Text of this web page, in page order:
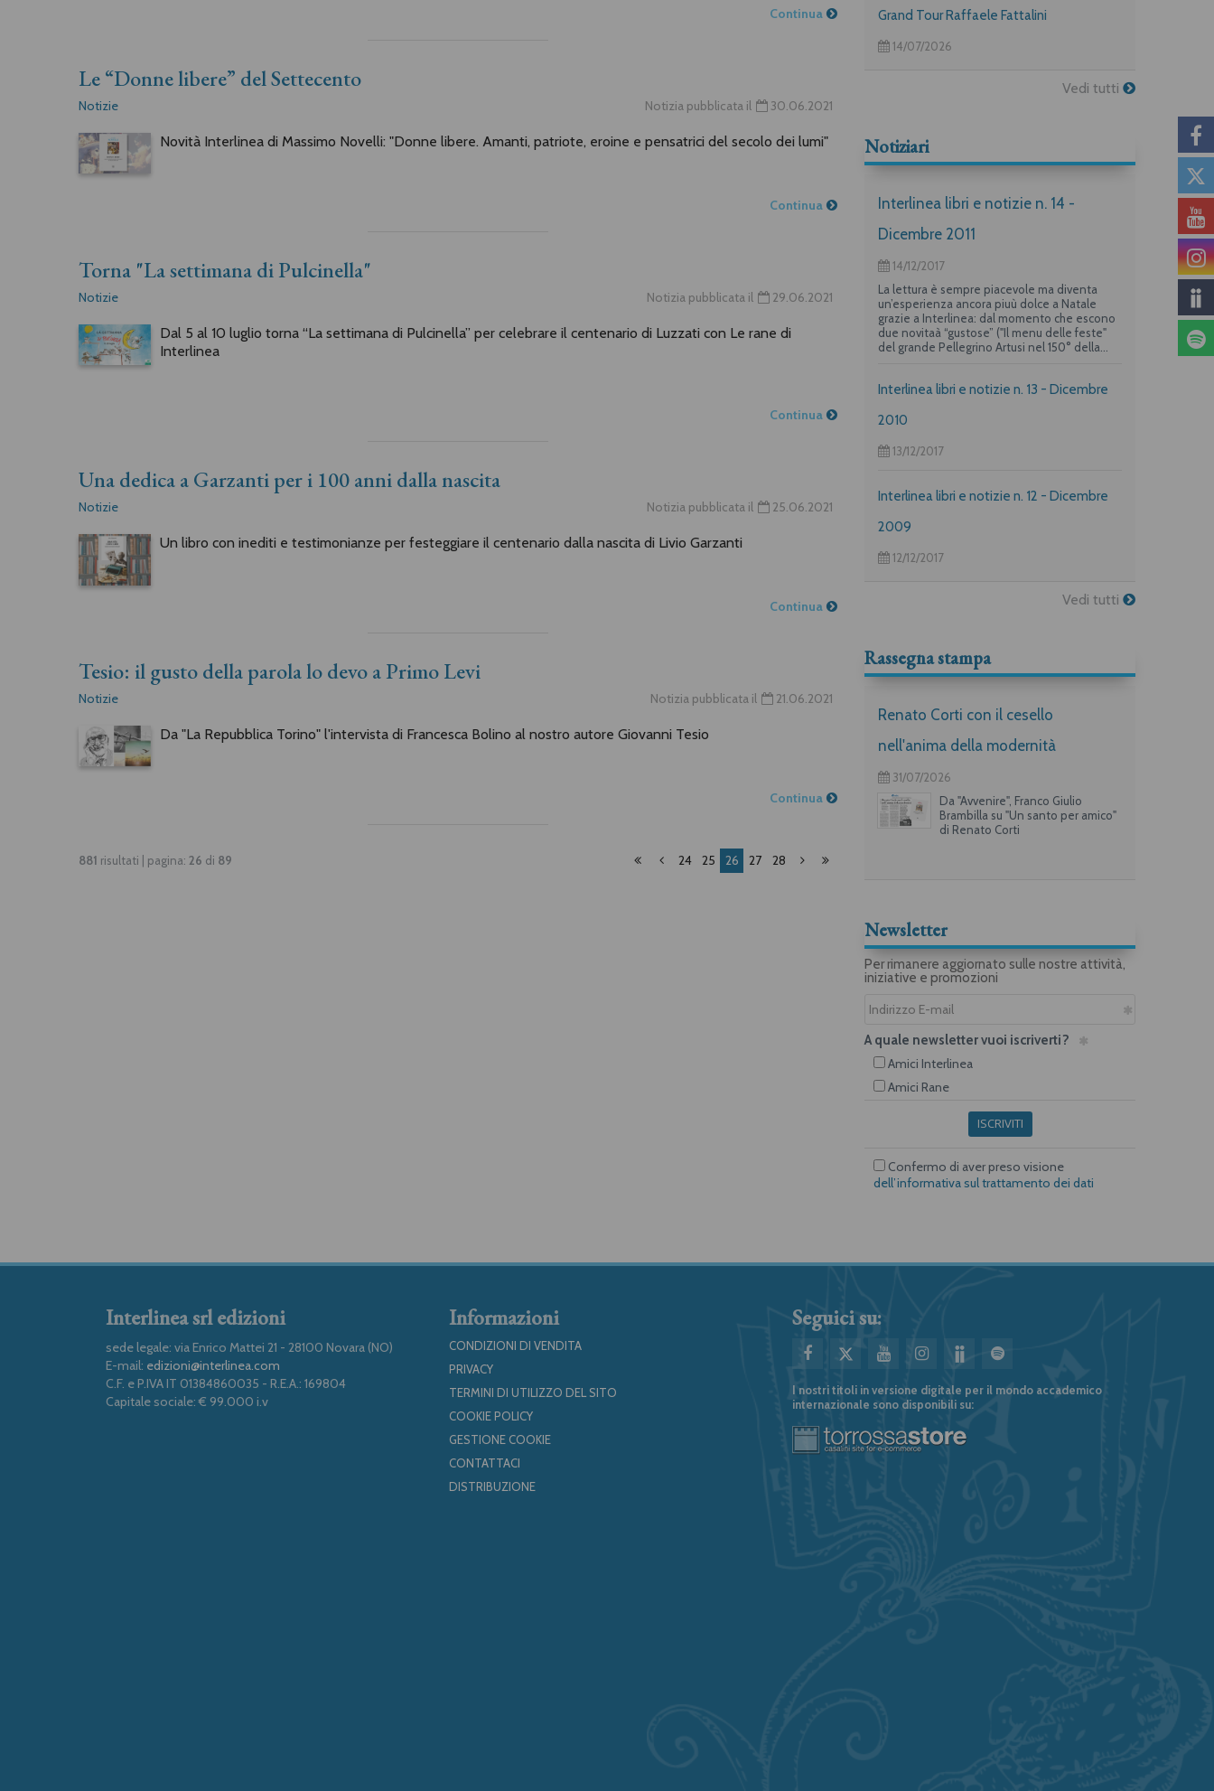
Continua
Le “Donne libere” del Settecento
Notizie Notizia pubblicata il 30.06.2021
Novità Interlinea di Massimo Novelli: "Donne libere. Amanti, patriote, eroine e pensatrici del secolo dei lumi"
Continua
Torna "La settimana di Pulcinella"
Notizie Notizia pubblicata il 29.06.2021
Dal 5 al 10 luglio torna “La settimana di Pulcinella” per celebrare il centenario di Luzzati con Le rane di
Interlinea
Continua
Una dedica a Garzanti per i 100 anni dalla nascita
Notizie Notizia pubblicata il 25.06.2021
Un libro con inediti e testimonianze per festeggiare il centenario dalla nascita di Livio Garzanti
Continua
Tesio: il gusto della parola lo devo a Primo Levi
Notizie Notizia pubblicata il 21.06.2021
Da "La Repubblica Torino" l'intervista di Francesca Bolino al nostro autore Giovanni Tesio
Continua
881 risultati | pagina: 26 di 89 24 25 26 27 28
Grand Tour Raffaele Fattalini
14/07/2026
Vedi tutti
Notiziari
Interlinea libri e notizie n. 14 -
Dicembre 2011
14/12/2017
La lettura è sempre piacevole ma diventa
un’esperienza ancora piuù dolce a Natale
grazie a Interlinea: dal momento che escono
due novitaà “gustose” ("Il menu delle feste"
del grande Pellegrino Artusi nel 150° della
per l’infanzia, Guido Quarzo e Anna Vivarelli)
per i suoi lettori piuù golosi.
Interlinea libri e notizie n. 13 - Dicembre
2010
13/12/2017
Interlinea libri e notizie n. 12 - Dicembre
2009
12/12/2017
Vedi tutti
Rassegna stampa
Renato Corti con il cesello
nell'anima della modernità
31/07/2026
Da "Avvenire", Franco Giulio
Brambilla su "Un santo per amico"
di Renato Corti
Newsletter
Per rimanere aggiornato sulle nostre attività,
iniziative e promozioni
A quale newsletter vuoi iscriverti?
Amici Interlinea
Amici Rane
ISCRIVITI
Confermo di aver preso visione
dell’informativa sul trattamento dei dati
Interlinea srl edizioni
sede legale: via Enrico Mattei 21 - 28100 Novara (NO)
E-mail: edizioni@interlinea.com
C.F. e P.IVA IT 01384860035 - R.E.A.: 169804
Capitale sociale: € 99.000 i.v
Informazioni
CONDIZIONI DI VENDITA
PRIVACY
TERMINI DI UTILIZZO DEL SITO
COOKIE POLICY
GESTIONE COOKIE
CONTATTACI
DISTRIBUZIONE
Seguici su:
I nostri titoli in versione digitale per il mondo accademico
internazionale sono disponibili su: